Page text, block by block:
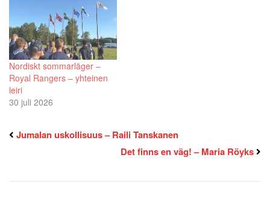
Nordiskt sommarläger –
Royal Rangers – yhteinen
leiri
30 juli 2026
Jumalan uskollisuus – Raili Tanskanen
Det finns en väg! – Maria Röyks